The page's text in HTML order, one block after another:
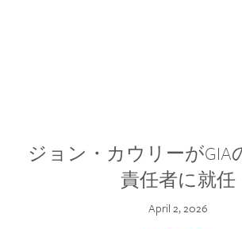
ジョン・カウリーがGIA
責任者に就任
April 2, 2026